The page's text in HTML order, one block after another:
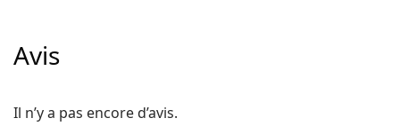
Avis
Il n’y a pas encore d’avis.